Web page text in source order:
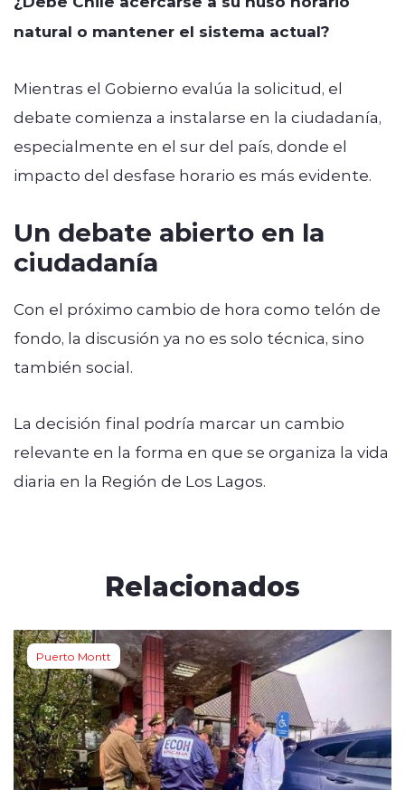
natural o mantener el sistema actual?
Mientras el Gobierno evalúa la solicitud, el
debate comienza a instalarse en la ciudadanía,
especialmente en el sur del país, donde el
impacto del desfase horario es más evidente.
Un debate abierto en la
ciudadanía
Con el próximo cambio de hora como telón de
fondo, la discusión ya no es solo técnica, sino
también social.
La decisión final podría marcar un cambio
relevante en la forma en que se organiza la vida
diaria en la Región de Los Lagos.
Relacionados
Puerto Montt